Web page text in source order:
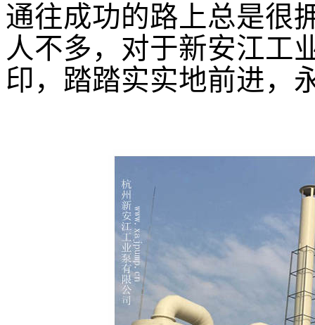
通往成功的路上总是很
人不多，对于新安江工
印，踏踏实实地前进，